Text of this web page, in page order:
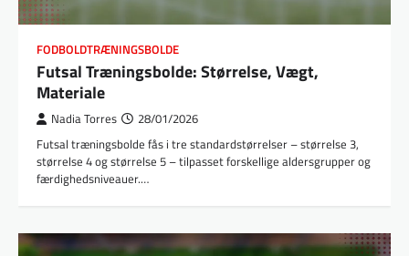
FODBOLDTRÆNINGSBOLDE
Futsal Træningsbolde: Størrelse, Vægt,
Materiale
Nadia Torres 28/01/2026
Futsal træningsbolde fås i tre standardstørrelser – størrelse 3,
størrelse 4 og størrelse 5 – tilpasset forskellige aldersgrupper og
færdighedsniveauer.…